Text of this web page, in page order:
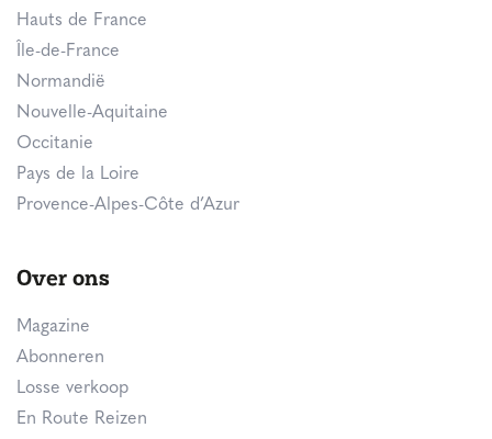
Hauts de France
Île-de-France
Normandië
Nouvelle-Aquitaine
Occitanie
Pays de la Loire
Provence-Alpes-Côte d’Azur
Over ons
Magazine
Abonneren
Losse verkoop
En Route Reizen